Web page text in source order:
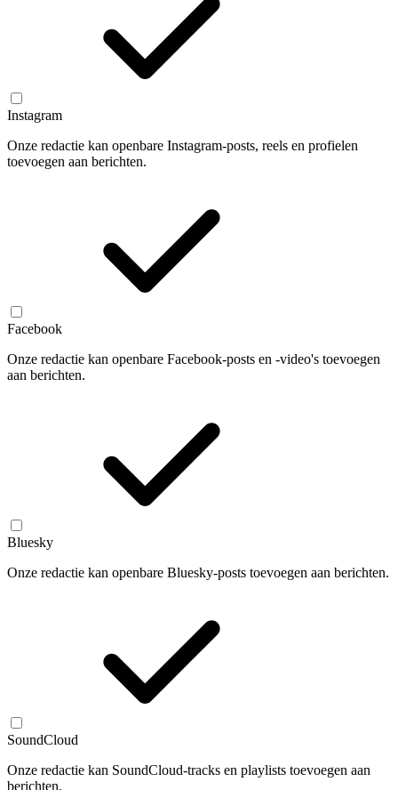
Instagram
Onze redactie kan openbare Instagram-posts, reels en profielen
toevoegen aan berichten.
Facebook
Onze redactie kan openbare Facebook-posts en -video's toevoegen
aan berichten.
Bluesky
Onze redactie kan openbare Bluesky-posts toevoegen aan berichten.
SoundCloud
Onze redactie kan SoundCloud-tracks en playlists toevoegen aan
berichten.